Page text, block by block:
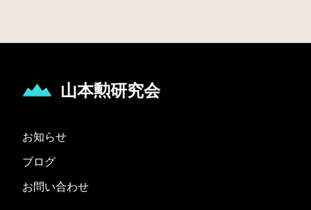
山本勲研究会
お知らせ
ブログ
お問い合わせ